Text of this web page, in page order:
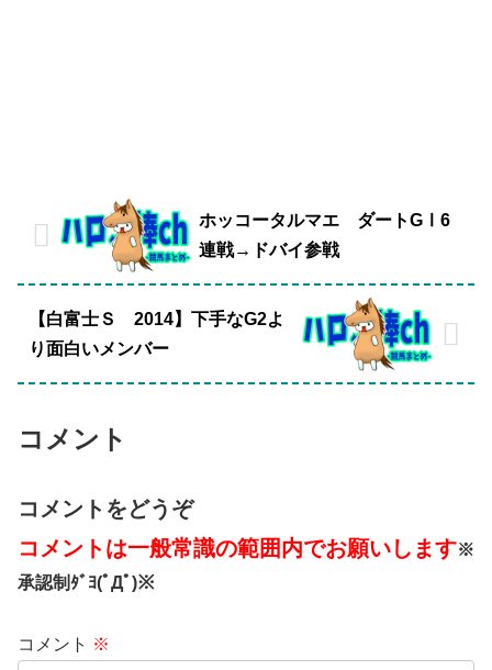
ホッコータルマエ ダートGⅠ6
連戦→ドバイ参戦
【白富士Ｓ 2014】下手なG2よ
り面白いメンバー
コメント
コメントをどうぞ
コメントは一般常識の範囲内でお願いします※
承認制ﾀﾞﾖ(ﾟДﾟ)※
コメント ※